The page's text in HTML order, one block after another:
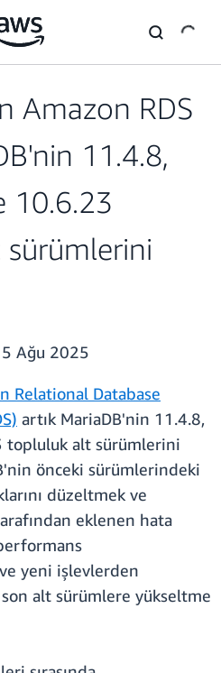
Amazon RDS
11.4.8,
10.6.23
Ağu 2025
Relational Database
artık MariaDB'nin 11.4.8,
topluluk alt sürümlerini
önceki sürümlerindeki
düzeltmek ve
eklenen hata
yeni işlevlerden
alt sürümlere yükseltme